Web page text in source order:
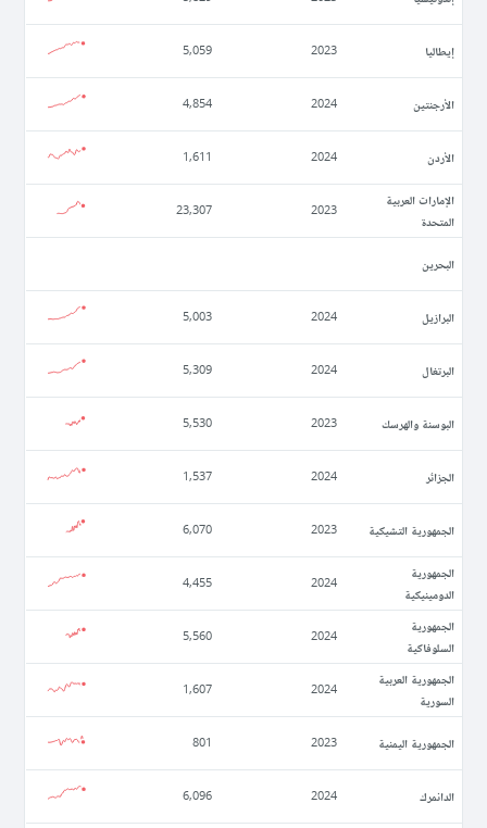
إيطاليا 2023
5,059
الأرجنتين 2024
4,854
الأردن 2024
1,611
الإمارات العربية
المتحدة
2023
23,307
البحرين
البرازيل 2024
5,003
البرتغال 2024
5,309
البوسنة والهرسك 2023
5,530
الجزائر 2024
1,537
الجمهورية التشيكية 2023
6,070
الجمهورية
الدومينيكية
2024
4,455
الجمهورية
السلوفاكية
2024
5,560
الجمهورية العربية
السورية
2024
1,607
الجمهورية اليمنية 2023
801
الدانمرك 2024
6,096